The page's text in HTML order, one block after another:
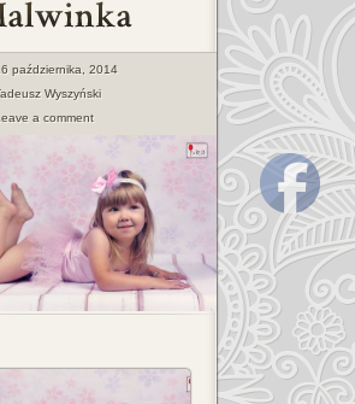
października, 2014
Wyszyński
a comment